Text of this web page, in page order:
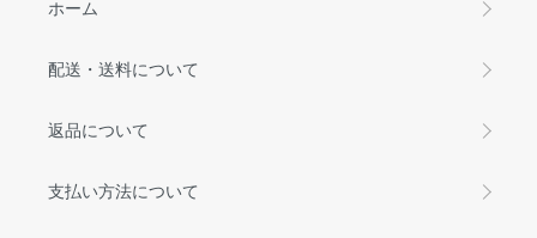
ホーム
配送・送料について
返品について
支払い方法について